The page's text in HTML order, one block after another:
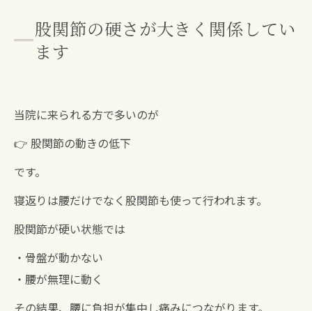
股関節の硬さが大きく関係してい
ます
当院に来られる方で多いのが
👉 股関節の動きの低下
です。
寝返りは腰だけでなく股関節も使って行われます。
股関節が硬い状態では
・骨盤が動かない
・腰が無理に動く
その結果、腰に負担が集中し痛みにつながります。